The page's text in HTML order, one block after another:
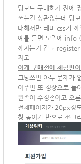
망보드 구매하기 전에
쓰는건 상관없는데 망
대해서만 테마 css가 깨
예를 들면 모델에 info
깨지는거 같고 register
지고..
이게 구매전에 체험판
그냥쓰면 아무 문제가
어주면 또 정상으로 돌
왼쪽이 수정전이고 오
전체페이지가 20px정
창 높이가 반으로 쪼그